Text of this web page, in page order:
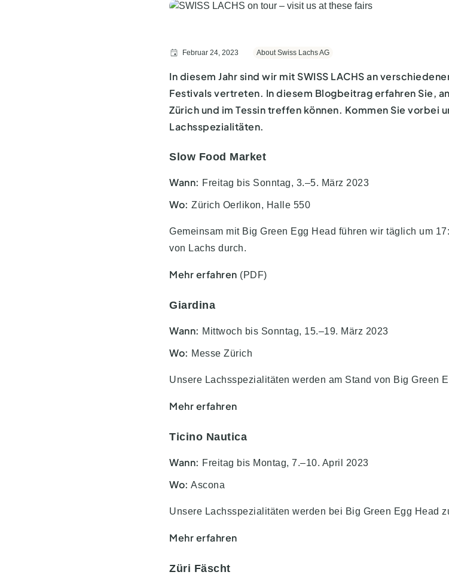
Februar 24, 2023 About Swiss Lachs AG
In diesem Jahr sind wir mit SWISS LACHS an
Festivals vertreten. In diesem Blogbeitrag erfahren Sie,
Zürich und im Tessin treffen können. Kommen Sie vorbei
Lachsspezialitäten.
Slow Food Market
Wann: Freitag bis Sonntag, 3.–5. März 2023
Wo: Zürich Oerlikon, Halle 550
Gemeinsam mit Big Green Egg Head führen wir täglich um
von Lachs durch.
Mehr erfahren (PDF)
Giardina
Wann: Mittwoch bis Sonntag, 15.–19. März 2023
Wo: Messe Zürich
Unsere Lachsspezialitäten werden am Stand von Big Green
Mehr erfahren
Ticino Nautica
Wann: Freitag bis Montag, 7.–10. April 2023
Wo: Ascona
Unsere Lachsspezialitäten werden bei Big Green Egg Head
Mehr erfahren
Züri Fäscht